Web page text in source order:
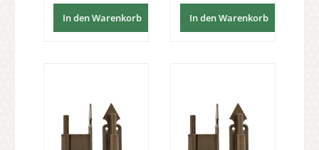
In den Warenkorb In den Warenkorb